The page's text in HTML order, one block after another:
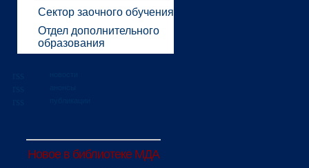
Сектор заочного обучения
Отдел дополнительного
образования
Новое в библиотеке МДА